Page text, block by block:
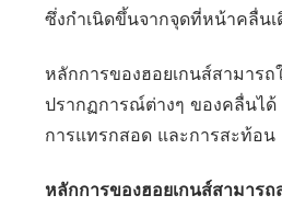
ซึ่งกำเนิดขึ้นจากจุดที่หน้าคลื่นเ
หลักการของฮอยเกนส์สามารถ
ปรากฏการณ์ต่างๆ ของคลื่นได้
การแทรกสอด และการสะท้อน
หลักการของฮอยเกนส์สามารถ